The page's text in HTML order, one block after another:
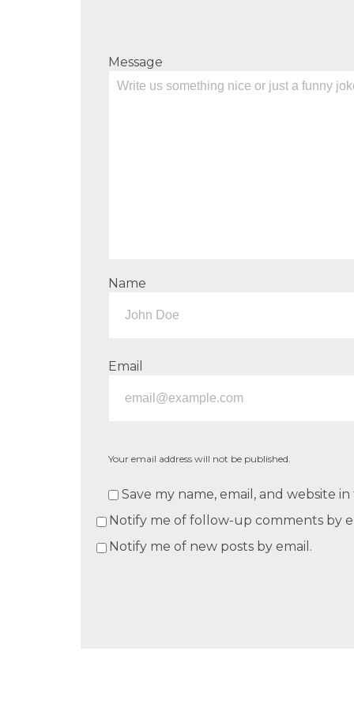
Message
Name
Email
Your email address will not be published.
Save my name, email, and website
Notify me of follow-up comments by
Notify me of new posts by email.